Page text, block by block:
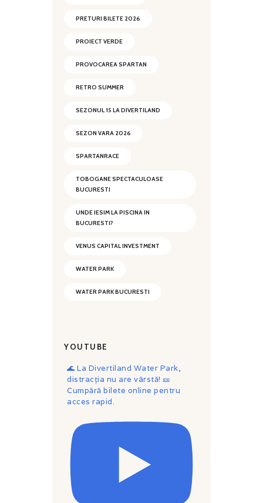
PRETURI BILETE 2026
PROIECT VERDE
PROVOCAREA SPARTAN
RETRO SUMMER
SEZONUL 15 LA DIVERTILAND
SEZON VARA 2026
SPARTANRACE
TOBOGANE SPECTACULOASE
BUCURESTI
UNDE IESIM LA PISCINA IN
BUCURESTI?
VENUS CAPITAL INVESTMENT
WATER PARK
WATER PARK BUCURESTI
YOUTUBE
🌊 La Divertiland Water Park,
distracția nu are vârstă! 🎫
Cumpără bilete online pentru
acces rapid.